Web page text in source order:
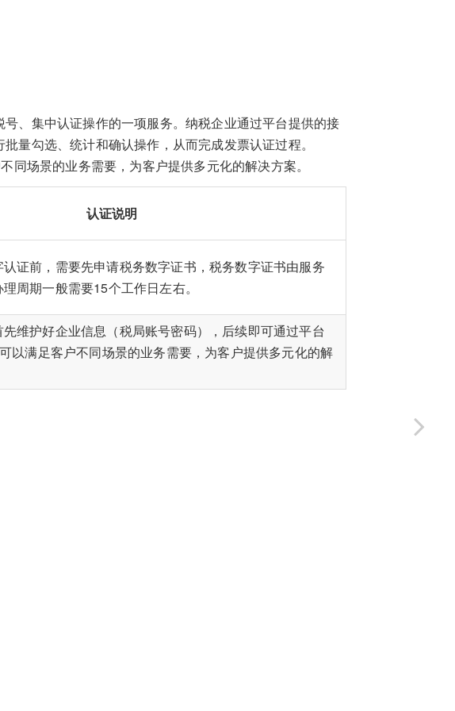
、集中认证操作的一项服务。纳税企业通过平台提供的接
量勾选、统计和确认操作，从而完成发票认证过程。
场景的业务需要，为客户提供多元化的解决方案。
认证说明
证前，需要先申请税务数字证书，税务数字证书由服务
周期一般需要15个工作日左右。
维护好企业信息（税局账号密码），后续即可通过平台
以满足客户不同场景的业务需要，为客户提供多元化的解